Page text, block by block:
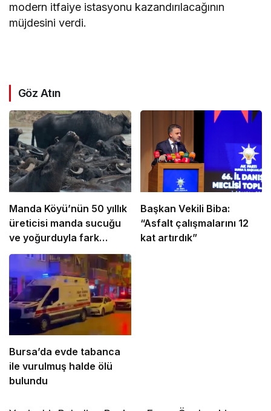
modern itfaiye istasyonu kazandırılacağının
müjdesini verdi.
Göz Atın
Manda Köyü’nün 50 yıllık
üreticisi manda sucuğu
ve yoğurduyla fark
oluşturdu
Başkan Vekili Biba:
“Asfalt çalışmalarını 12
kat artırdık”
Bursa’da evde tabanca
ile vurulmuş halde ölü
bulundu